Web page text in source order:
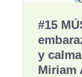
#15
y
Miriam